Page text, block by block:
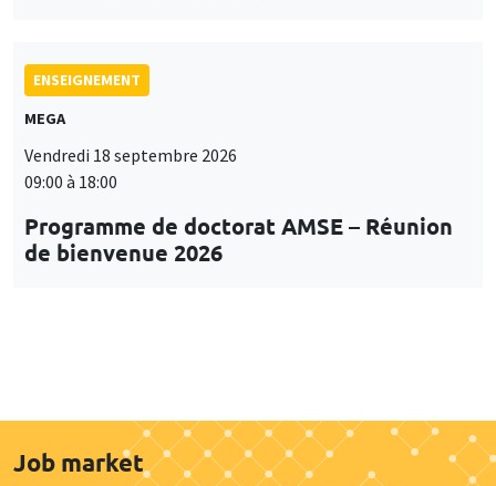
ENSEIGNEMENT
MEGA
Vendredi 18 septembre 2026
09:00 à 18:00
Programme de doctorat AMSE – Réunion
de bienvenue 2026
Job market